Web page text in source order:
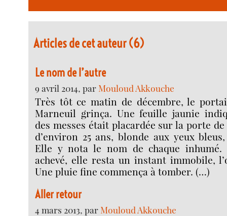
Articles de cet auteur (6)
Le nom de l’autre
9 avril 2014, parMouloud Akkouche
Très tôt ce matin de décembre, le
Marneuil grinça. Une feuille jaunie
des messes était placardée sur la porte de
d’environ 25 ans, blonde aux yeux
Elle y nota le nom de chaque inhumé.
achevé, elle resta un instant immobile,
Une pluie fine commença à tomber. (…)
Aller retour
4 mars 2013, parMouloud Akkouche